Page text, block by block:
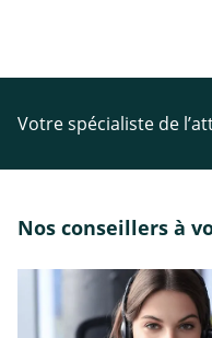
Votre spécialiste de
Nos conseillers à